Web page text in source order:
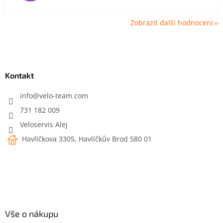
Zobrazit další hodnocení
Kontakt
info@velo-team.com
731 182 009
Veloservis Alej
Havlíčkova 3305, Havlíčkův Brod 580 01
Vše o nákupu